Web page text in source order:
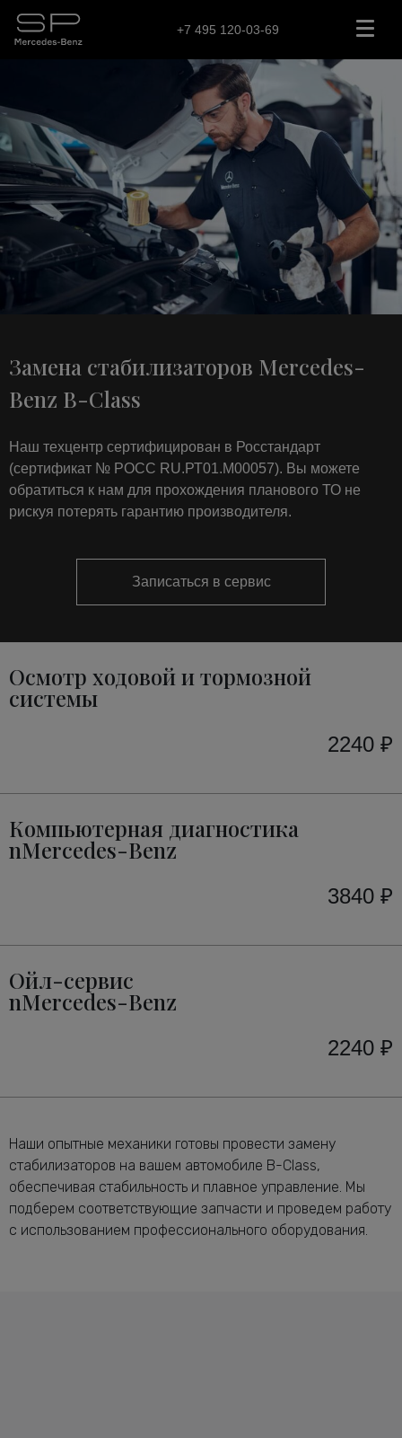
+7 495 120-03-69
Замена стабилизаторов Mercedes-
Benz B-Class
Наш техцентр сертифицирован в Росстандарт
(сертификат № РОСС RU.РТ01.М00057). Вы можете
обратиться к нам для прохождения планового ТО не
рискуя потерять гарантию производителя.
Записаться в сервис
Осмотр ходовой и тормозной
системы
2240 ₽
Компьютерная диагностика
nMercedes-Benz
3840 ₽
Ойл-сервис
nMercedes-Benz
2240 ₽
Наши опытные механики готовы провести замену
стабилизаторов на вашем автомобиле B-Class,
обеспечивая стабильность и плавное управление. Мы
подберем соответствующие запчасти и проведем работу
с использованием профессионального оборудования.